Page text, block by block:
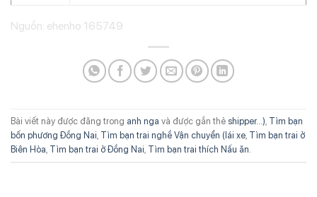
Nguồn: ehenho 165749
Bài viết này được đăng trong anh nga và được gắn thẻ shipper...) Tìm bạn
bốn phương Đồng Nai Tìm bạn trai nghề Vận chuyển (lái xe Tìm bạn trai ở
Biên Hòa Tìm bạn trai ở Đồng Nai Tìm bạn trai thích Nấu ăn